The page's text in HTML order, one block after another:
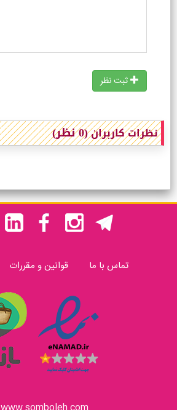
ثبت نظر
نظرات کاربران(0 نظر)
تماس با ما قوانین و مقررات